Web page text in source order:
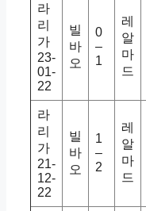
라
리
가
23-
01-
22
빌
바
오
0
–
1
레
알
마
드
라
리
가
21-
12-
22
빌
바
오
1
–
2
레
알
마
드